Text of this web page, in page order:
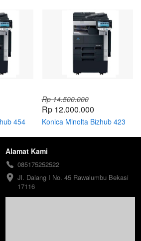
454
Rp 14.500.000
Rp 12.000.000
Konica Minolta Bizhub 423
Alamat Kami
085175252522
Jl. Dalang I No. 45 Rawalumbu Bekasi
17116